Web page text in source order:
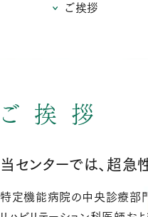
ご挨拶
ご挨拶
当センターでは、超急
特定機能病院の中央診療部門